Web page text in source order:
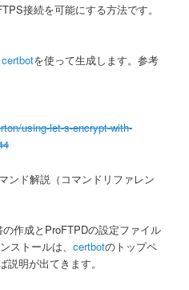
接続を可能にする方法です。
certbotを使って生成します。参考
using-let-s-encrypt-with-
ンド解説（コマンドリファレン
作成とProFTPDの設定ファイル
ストールは、certbotのトップペ
明が出てきます。